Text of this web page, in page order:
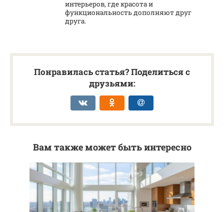
интерьеров, где красота и
функциональность дополняют друг
друга.
Понравилась статья? Поделиться с
друзьями:
Вам также может быть интересно